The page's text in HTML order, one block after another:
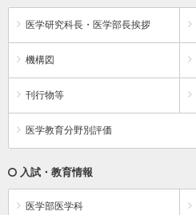
医学研究科長・医学部長挨拶
機構図
刊行物等
医学教育分野別評価
入試・教育情報
医学部医学科